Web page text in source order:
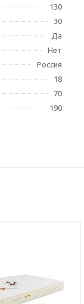
130
30
Да
Нет
Россия
18
70
190